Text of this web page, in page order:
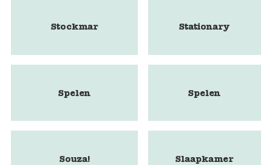
Stockmar Stationary
Spelen Spelen
Souza! Slaapkamer